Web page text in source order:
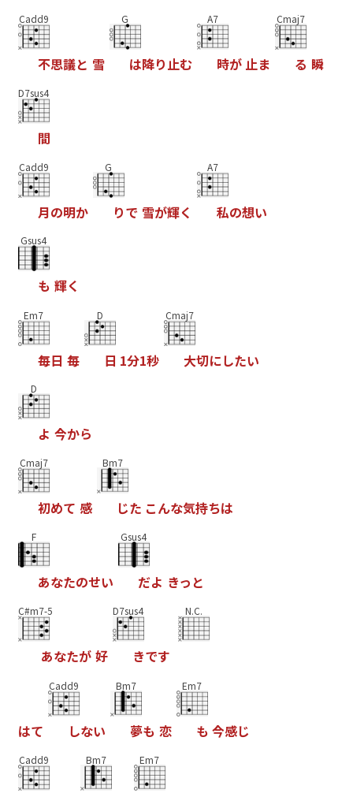
Cadd9
不思議と 雪
G
は降り止む
A7
時が 止ま
Cmaj7
る 瞬
D7sus4
間
Cadd9
月の明か
G
りで 雪が輝く
A7
私の想い
Gsus4
も 輝く
Em7
毎日 毎
D
日 1分1秒
Cmaj7
大切にしたい
D
よ 今から
Cmaj7
初めて 感
Bm7
じた こんな気持ちは
F
あなたのせい
Gsus4
だよ きっ と
C#m7-5
あなたが 好
D7sus4
きです
N.C.
はて
Cadd9
しない
Bm7
夢も 恋
Em7
も 今感じ
Cadd9 Bm7 Em7